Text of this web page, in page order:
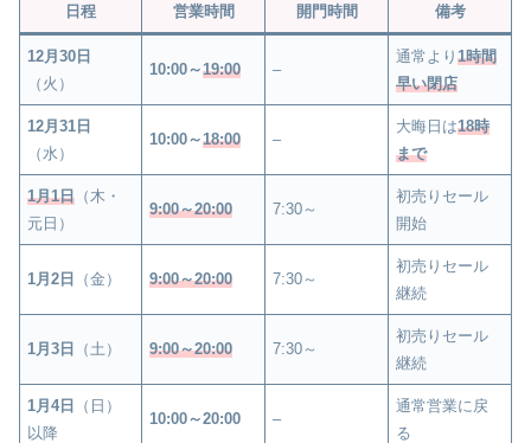
日程 営業時間 開門時間 備考
12月30日
（火）
10:00～19:00 –
通常より1時間
早い閉店
12月31日
（水）
10:00～18:00 –
大晦日は18時
まで
1月1日 （木・
元日）
9:00～20:00 7:30～
初売りセール
開始
1月2日 （金） 9:00～20:00 7:30～
初売りセール
継続
1月3日 （土） 9:00～20:00 7:30～
初売りセール
継続
1月4日
（日）
以降
10:00～20:00 –
通常営業に戻
る